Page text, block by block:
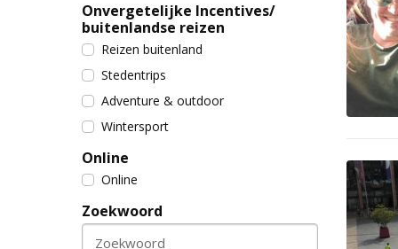
Onvergetelijke Incentives/
buitenlandse reizen
Reizen buitenland
Stedentrips
Adventure & outdoor
Wintersport
Online
Online
Zoekwoord
Zoekwoord